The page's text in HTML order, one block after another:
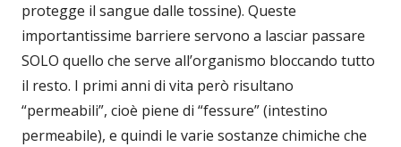
protegge il sangue dalle tossine). Queste
importantissime barriere servono a lasciar passare
SOLO quello che serve all’organismo bloccando tutto
il resto. I primi anni di vita però risultano
“permeabili”, cioè piene di “fessure” (intestino
permeabile), e quindi le varie sostanze chimiche che